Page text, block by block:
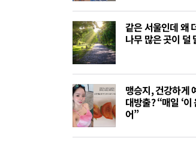
같은 서울인데 왜
나무 많은 곳이 덜
맹승지, 건강하게
대방출? “매일 ‘이
어”